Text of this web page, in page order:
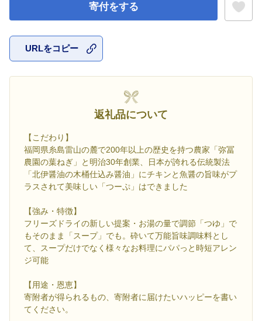
寄付をする
URLをコピー
返礼品について
【こだわり】
福岡県糸島雷山の麓で200年以上の歴史を持つ農家「弥冨
農園の葉ねぎ」と明治30年創業、日本が誇れる伝統製法
「北伊醤油の木桶仕込み醤油」にチキンと魚醤の旨味がプ
ラスされて美味しい「つーぷ」はできました
【強み・特徴】
フリーズドライの新しい提案・お湯の量で調節「つゆ」で
もそのまま「スープ」でも。砕いて万能旨味調味料とし
て、スープだけでなく様々なお料理にパパっと時短アレン
ジ可能
【用途・恩恵】
寄附者が得られるもの、寄附者に届けたいハッピーを書い
てください。